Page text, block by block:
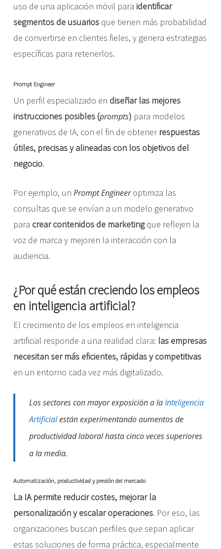
uso de una aplicación móvil para identificar
segmentos de usuariosque tienen más probabilidad
de convertirse en clientes fieles, y genera estrategias
específicas para retenerlos.
Prompt Engineer
Un perfil especializado en diseñar las mejores
instrucciones posibles (prompts) para modelos
generativos de IA, con el fin de obtener respuestas
útiles, precisas y alineadas con los objetivos del
negocio.
Por ejemplo, un Prompt Engineeroptimiza las
consultas que se envían a un modelo generativo
para crear contenidos de marketingque reflejen la
voz de marca y mejoren la interacción con la
audiencia.
¿Por qué están creciendo los empleos
en inteligencia artificial?
El crecimiento de los empleos en inteligencia
artificial responde a una realidad clara: las empresas
necesitan ser más eficientes, rápidas y competitivas
en un entorno cada vez más digitalizado.
Los sectores con mayor exposición a laInteligencia
Artificialestán experimentando aumentos de
productividad laboralhasta cinco veces superiores
a la media.
Automatización, productividad y presión del mercado
La IA permite reducir costes, mejorar la
personalización y escalar operaciones. Por eso, las
organizaciones buscan perfiles que sepan aplicar
estas soluciones de forma práctica, especialmente